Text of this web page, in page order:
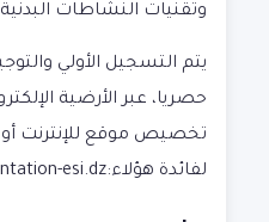
وتقنيات النشاطات
يتم التسجيل الأولي
حصريا، عبر الأرضية
لفائدة هؤلاء:esi.dz